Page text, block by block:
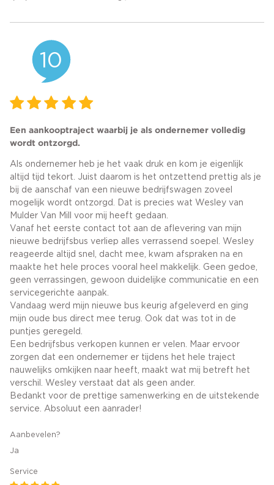
10
Een aankooptraject waarbij je als ondernemer volledig
wordt ontzorgd.
Als ondernemer heb je het vaak druk en kom je eigenlijk
altijd tijd tekort. Juist daarom is het ontzettend prettig als je
bij de aanschaf van een nieuwe bedrijfswagen zoveel
mogelijk wordt ontzorgd. Dat is precies wat Wesley van
Mulder Van Mill voor mij heeft gedaan.
Vanaf het eerste contact tot aan de aflevering van mijn
nieuwe bedrijfsbus verliep alles verrassend soepel. Wesley
reageerde altijd snel, dacht mee, kwam afspraken na en
maakte het hele proces vooral heel makkelijk. Geen gedoe,
geen verrassingen, gewoon duidelijke communicatie en een
servicegerichte aanpak.
Vandaag werd mijn nieuwe bus keurig afgeleverd en ging
mijn oude bus direct mee terug. Ook dat was tot in de
puntjes geregeld.
Een bedrijfsbus verkopen kunnen er velen. Maar ervoor
zorgen dat een ondernemer er tijdens het hele traject
nauwelijks omkijken naar heeft, maakt wat mij betreft het
verschil. Wesley verstaat dat als geen ander.
Bedankt voor de prettige samenwerking en de uitstekende
service. Absoluut een aanrader!
Aanbevelen?
Ja
Service